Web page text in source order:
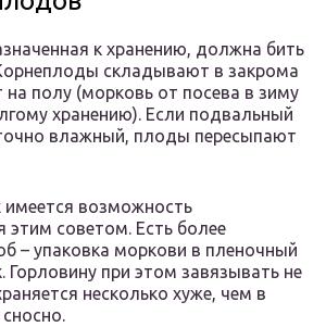
к хранению, должна бить
складывают в закрома
полу (морковь от посева в зиму
хранению). Если подвальный
влажный, плоды пересыпают
имеется возможность
этим советом. Есть более
– упаковка моркови в пленочный
Горловину при этом завязывать не
несколько хуже, чем в